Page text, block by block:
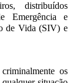
distribuídos
Emergência e
de Vida (SIV) e
os